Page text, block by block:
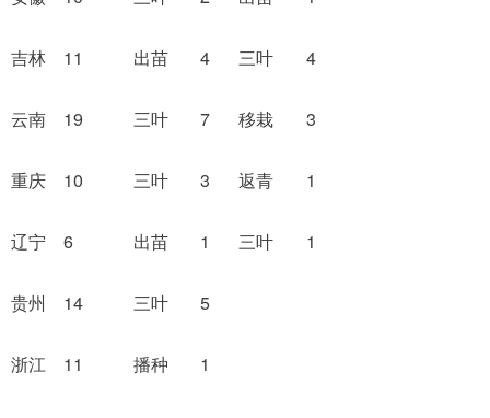
吉林 11 出苗 4 三叶 4
云南 19 三叶 7 移栽 3
重庆 10 三叶 3 返青 1
辽宁 6 出苗 1 三叶 1
贵州 14 三叶 5
浙江 11 播种 1